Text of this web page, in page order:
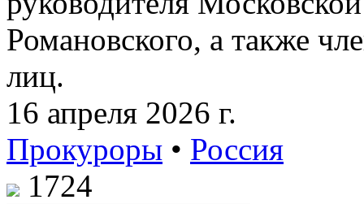
Романовского, а также
лиц.
16 апреля 2026 г.
Прокуроры • Россия
1724